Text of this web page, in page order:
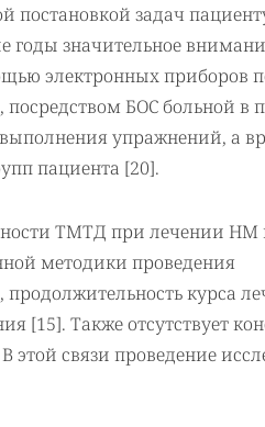
постановкой задач
значительное
электронных приборов
БОС больной в
упражнений, а
пациента [20].
ТМТД при лечении НМ
методики проведения
курса
[15]. Также отсутствует
связи проведение